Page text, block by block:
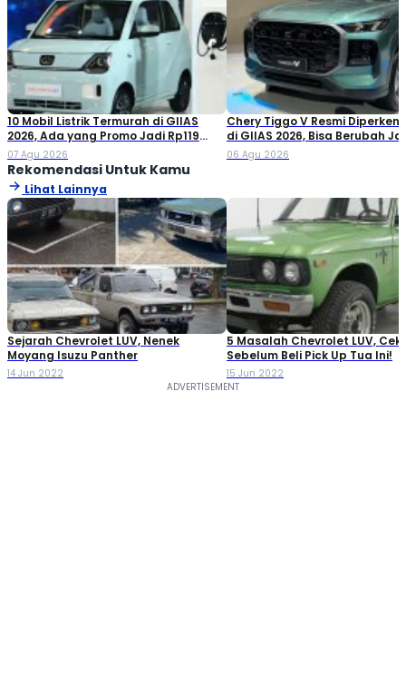
10 Mobil Listrik Termurah di GIIAS
2026, Ada yang Promo Jadi Rp119
Jutaan!
07 Agu 2026
Chery Tiggo V Resmi
di GIIAS 2026, Bisa Berubah
Double Cabin
06 Agu 2026
Rekomendasi Untuk Kamu
Lihat Lainnya
Sejarah Chevrolet LUV, Nenek
Moyang Isuzu Panther
14 Jun 2022
5 Masalah Chevrolet LUV, Cek
Sebelum Beli Pick Up Tua Ini!
15 Jun 2022